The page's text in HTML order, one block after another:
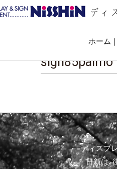
ディ
ホーム
sign85palmo
ディスプ
日新は､